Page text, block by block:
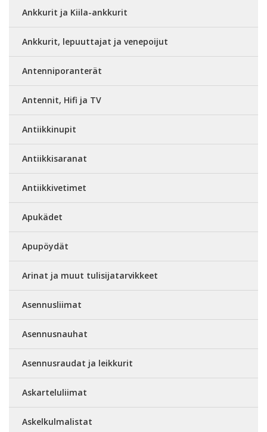
Ankkurit ja Kiila-ankkurit
Ankkurit, lepuuttajat ja venepoijut
Antenniporanterät
Antennit, Hifi ja TV
Antiikkinupit
Antiikkisaranat
Antiikkivetimet
Apukädet
Apupöydät
Arinat ja muut tulisijatarvikkeet
Asennusliimat
Asennusnauhat
Asennusraudat ja leikkurit
Askarteluliimat
Askelkulmalistat